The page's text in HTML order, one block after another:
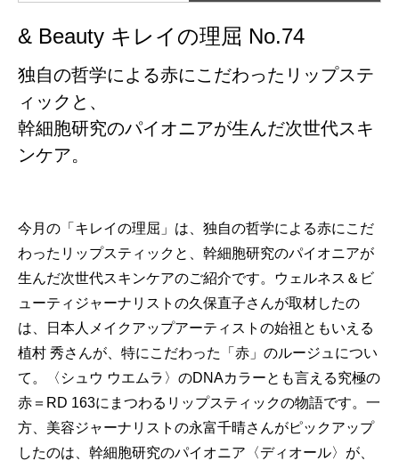
& Beauty キレイの理屈 No.74
独自の哲学による赤にこだわったリップステ
ィックと、
幹細胞研究のパイオニアが生んだ次世代スキ
ンケア。
今月の「キレイの理屈」は、独自の哲学による赤にこだ
わったリップスティックと、幹細胞研究のパイオニアが
生んだ次世代スキンケアのご紹介です。ウェルネス＆ビ
ューティジャーナリストの久保直子さんが取材したの
は、日本人メイクアップアーティストの始祖ともいえる
植村 秀さんが、特にこだわった「赤」のルージュについ
て。〈シュウ ウエムラ〉のDNAカラーとも言える究極の
赤＝RD 163にまつわるリップスティックの物語です。一
方、美容ジャーナリストの永富千晴さんがピックアップ
したのは、幹細胞研究のパイオニア〈ディオール〉が、